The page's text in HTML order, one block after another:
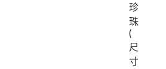
珍
珠
(
尺
寸